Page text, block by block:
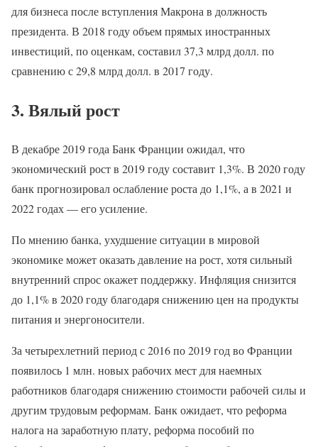
для бизнеса после вступления Макрона в должность
президента. В 2018 году объем прямых иностранных
инвестиций, по оценкам, составил 37,3 млрд долл. по
сравнению с 29,8 млрд долл. в 2017 году.
3. Вялый рост
В декабре 2019 года Банк Франции ожидал, что
экономический рост в 2019 году составит 1,3%. В 2020 году
банк прогнозировал ослабление роста до 1,1%, а в 2021 и
2022 годах — его усиление.
По мнению банка, ухудшение ситуации в мировой
экономике может оказать давление на рост, хотя сильный
внутренний спрос окажет поддержку. Инфляция снизится
до 1,1% в 2020 году благодаря снижению цен на продукты
питания и энергоносители.
За четырехлетний период с 2016 по 2019 год во Франции
появилось 1 млн. новых рабочих мест для наемных
работников благодаря снижению стоимости рабочей силы и
другим трудовым реформам. Банк ожидает, что реформа
налога на заработную плату, реформа пособий по